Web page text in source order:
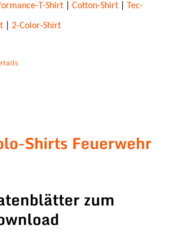
T-Shirt| Cotton-Shirt| Tec-
| 2-Color-Shirt
Shirts Feuerwehr
zum